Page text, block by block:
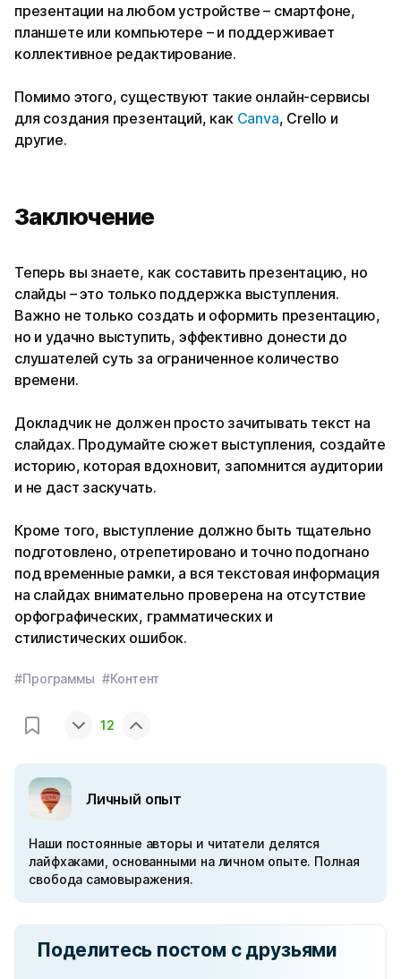
презентации на любом устройстве – смартфоне,
планшете или компьютере – и поддерживает
коллективное редактирование.
Помимо этого, существуют такие онлайн-сервисы
для создания презентаций, как Canva, Crello и
другие.
Заключение
Теперь вы знаете, как составить презентацию, но
слайды – это только поддержка выступления.
Важно не только создать и оформить презентацию,
но и удачно выступить, эффективно донести до
слушателей суть за ограниченное количество
времени.
Докладчик не должен просто зачитывать текст на
слайдах. Продумайте сюжет выступления, создайте
историю, которая вдохновит, запомнится аудитории
и не даст заскучать.
Кроме того, выступление должно быть тщательно
подготовлено, отрепетировано и точно подогнано
под временные рамки, а вся текстовая информация
на слайдах внимательно проверена на отсутствие
орфографических, грамматических и
стилистических ошибок.
#Программы #Контент
12
Личный опыт
Наши постоянные авторы и читатели делятся
лайфхаками, основанными на личном опыте. Полная
свобода самовыражения.
Поделитесь постом с друзьями